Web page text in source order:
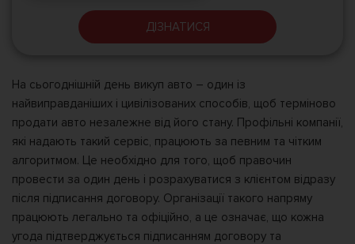
ДІЗНАТИСЯ
На сьогоднішній день викуп авто – один із
найвиправданіших і цивілізованих способів, щоб терміново
продати авто незалежне від його стану. Профільні компанії,
які надають такий сервіс, працюють за певним та чітким
алгоритмом. Це необхідно для того, щоб правочин
провести за один день і розрахуватися з клієнтом відразу
після підписання договору. Організації такого напряму
працюють легально та офіційно, а це означає, що кожна
угода підтверджується підписанням договору та